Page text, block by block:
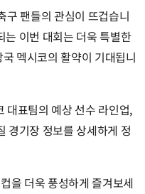
구 팬들의 관심이 뜨겁습니
는 이번 대회는 더욱 특별한
멕시코의 활약이 기대됩니
대표팀의 예상 선수 라인업,
경기장 정보를 상세하게 정
을 더욱 풍성하게 즐겨보세